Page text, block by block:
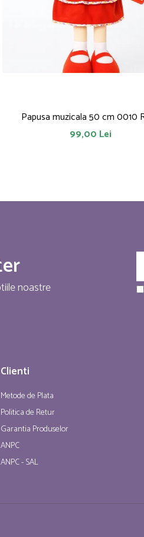
Papusa muzicala 50 cm 0010
99,00 Lei
noastre
Clienti
Metode de Plata
Politica de Retur
Garantia Produselor
ANPC
ANPC - SAL